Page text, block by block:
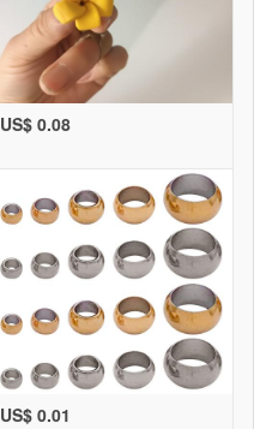
US$ 0.08
US$ 0.01